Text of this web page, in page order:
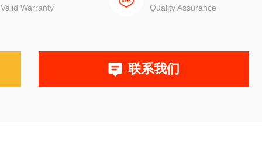
Valid Warranty Quality Assurance
联系我们